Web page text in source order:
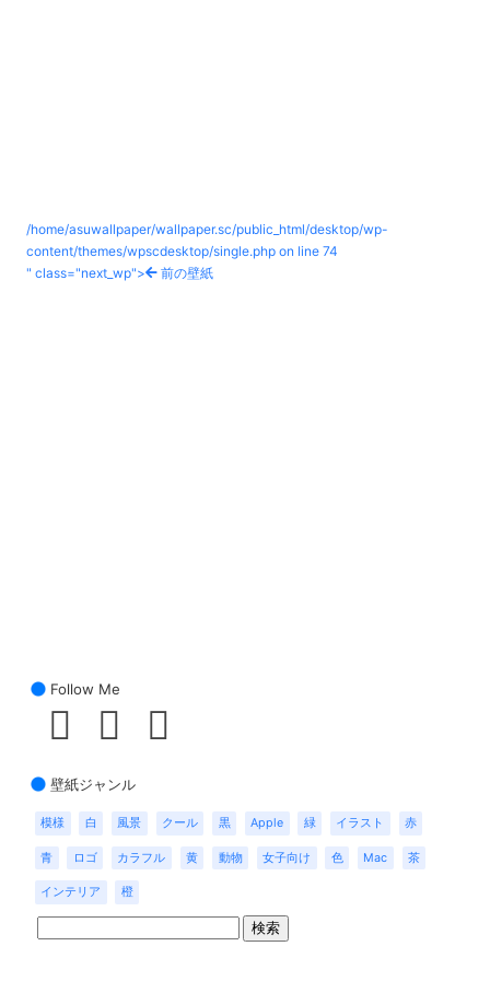
/home/asuwallpaper/wallpaper.sc/public_html/desktop/wp-
content/themes/wpscdesktop/single.php on line 74
" class="next_wp">
前の壁紙
Follow Me
壁紙ジャンル
模様 白 風景 クール 黒 Apple 緑 イラスト 赤
青 ロゴ カラフル 黄 動物 女子向け 色 Mac 茶
インテリア 橙